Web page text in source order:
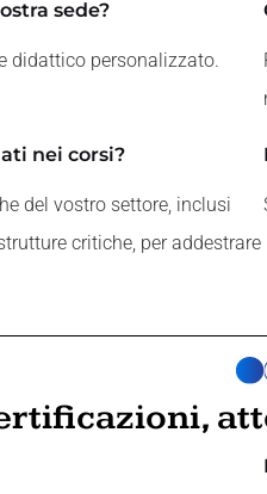
sede?
didattico personalizzato.
nei corsi?
del vostro settore, inclusi
critiche, per addestrare